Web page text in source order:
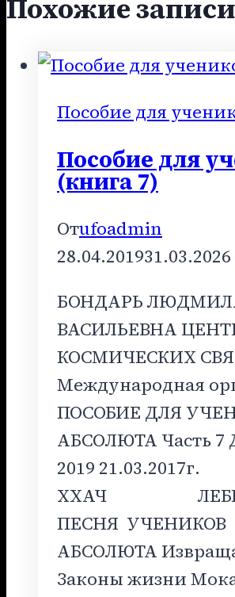
Похожие записи
Пособие для
Пособие для
(книга 7)
Отufoadmin
28.04.201931.03.2026
БОНДАРЬ
ВАСИЛЬЕВНА
КОСМИЧЕСКИХ
Международная
ПОСОБИЕ ДЛЯ
АБСОЛЮТА Часть 7
2019
ХХАЧ
ПЕСНЯ УЧЕНИКОВ
АБСОЛЮТА
Законы жизни